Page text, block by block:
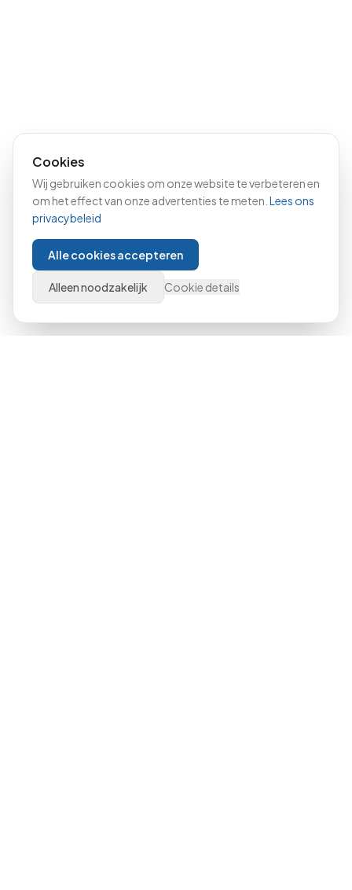
Cookies
Wij gebruiken cookies om onze website te verbeteren en
om het effect van onze advertenties te meten. Lees ons
privacybeleid
Alle cookies accepteren
Alleen noodzakelijk Cookie details